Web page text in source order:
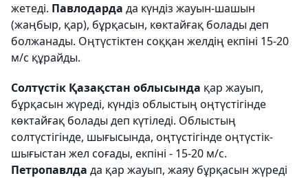
жетеді. Павлодарда да күндіз жауын-шашын
(жаңбыр, қар), бұрқасын, көктайғақ болады деп
болжанады. Оңтүстіктен соққан желдің екпіні 15-20
м/с құрайды.
Солтүстік Қазақстан облысында қар жауып,
бұрқасын жүреді, күндіз облыстың оңтүстігінде
көктайғақ болады деп күтіледі. Облыстың
солтүстігінде, шығысында, оңтүстігінде оңтүстік-
шығыстан жел соғады, екпіні - 15-20 м/с.
Петропавлда да қар жауып, жаяу бұрқасын жүреді